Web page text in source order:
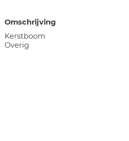
Omschrijving
Kerstboom
Overig